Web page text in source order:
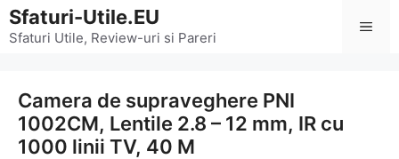
Sari
la
Sfaturi-Utile.EU
Sfaturi Utile, Review-uri si Pareri
Camera de supraveghere PNI
1002CM, Lentile 2.8 – 12 mm, IR cu
1000 linii TV, 40 M